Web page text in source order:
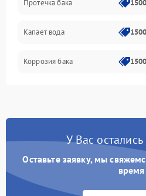
Механика
Протечка бака
Капает вода
Коррозия бака
У Вас
Оставьте заявку, мы
время